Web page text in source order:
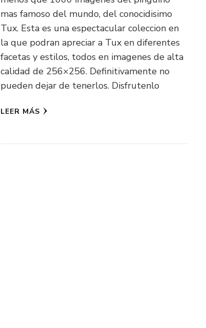
mas famoso del mundo, del conocidisimo
Tux. Esta es una espectacular coleccion en
la que podran apreciar a Tux en diferentes
facetas y estilos, todos en imagenes de alta
calidad de 256×256. Definitivamente no
pueden dejar de tenerlos. Disfrutenlo
LEER MÁS